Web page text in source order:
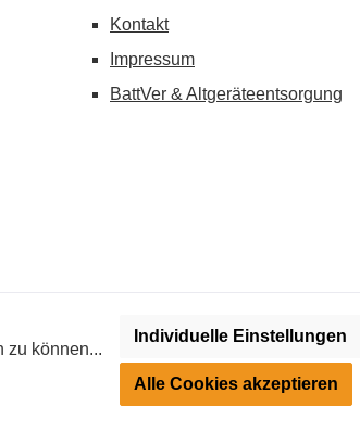
Kontakt
Impressum
BattVer & Altgeräteentsorgung
Preise vor dem Login werden in Euro (DE)
Trainer) kann regional reglementiert sein. Bitte
zu können...
Individuelle Einstellungen
Alle Cookies akzeptieren